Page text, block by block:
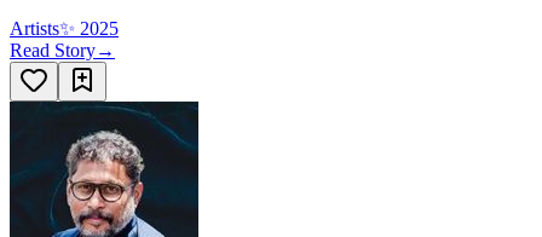
Artists✨ 2025
Read Story→